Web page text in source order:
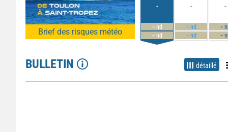
Brief des risques météo
-
- nd
- nd
-
- nd
- nd
-
-
-
BULLETIN détaillé